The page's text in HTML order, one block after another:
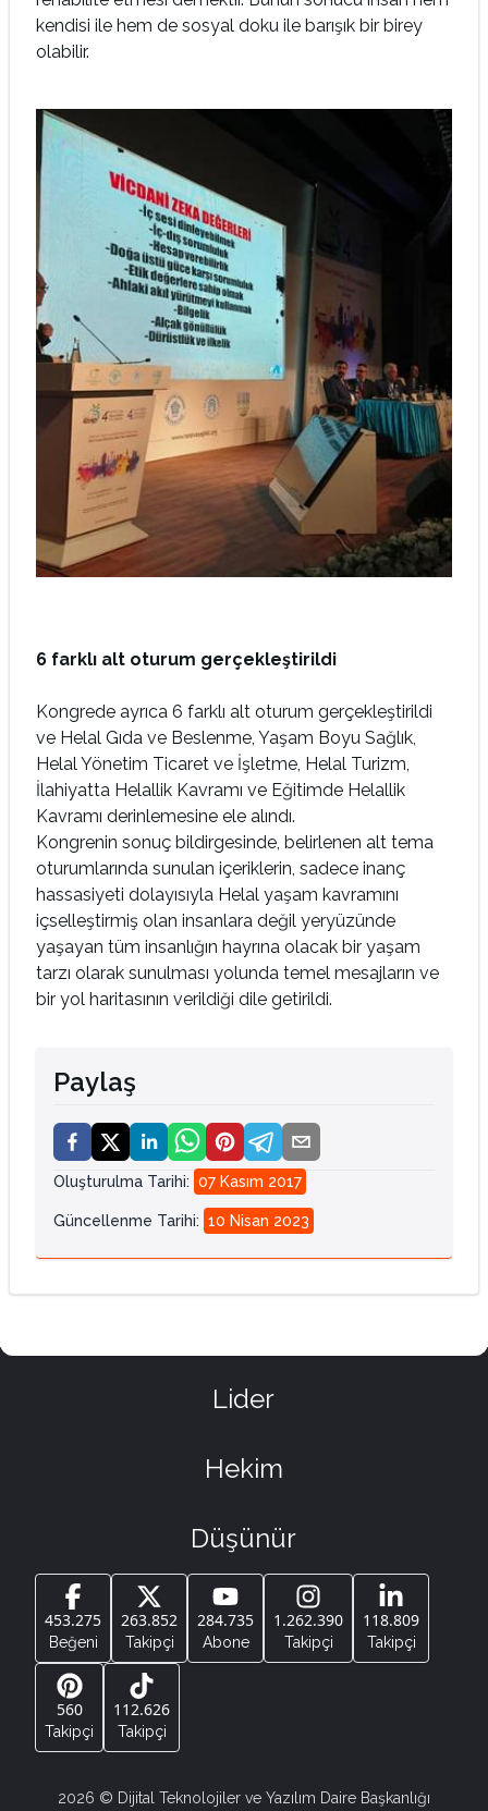
kendisi ile hem de sosyal doku ile barışık bir birey
olabilir.
6 farklı alt oturum gerçekleştirildi
Kongrede ayrıca 6 farklı alt oturum gerçekleştirildi
ve Helal Gıda ve Beslenme, Yaşam Boyu Sağlık,
Helal Yönetim Ticaret ve İşletme, Helal Turizm,
İlahiyatta Helallik Kavramı ve Eğitimde Helallik
Kavramı derinlemesine ele alındı.
Kongrenin sonuç bildirgesinde, belirlenen alt tema
oturumlarında sunulan içeriklerin, sadece inanç
hassasiyeti dolayısıyla Helal yaşam kavramını
içselleştirmiş olan insanlara değil yeryüzünde
yaşayan tüm insanlığın hayrına olacak bir yaşam
tarzı olarak sunulması yolunda temel mesajların ve
bir yol haritasının verildiği dile getirildi.
Paylaş
Oluşturulma Tarihi: 07 Kasım 2017
Güncellenme Tarihi: 10 Nisan 2023
Lider
Hekim
Düşünür
453.275
Beğeni
263.852
Takipçi
284.735
Abone
1.262.390
Takipçi
118.809
Takipçi
560
Takipçi
112.626
Takipçi
2026 © Dijital Teknolojiler ve Yazılım Daire Başkanlığı